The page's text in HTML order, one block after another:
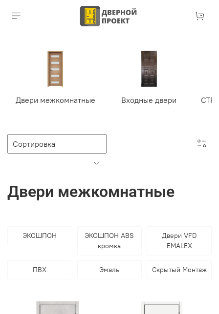
Двери межкомнатные Входные двери
Двери межкомнатные
ЭКОШПОН
ЭКОШПОН ABS
кромка
Двери VFD
EMALEX
ПВХ Эмаль Скрытый Монтаж